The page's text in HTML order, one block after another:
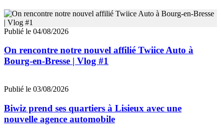
Publié le 04/08/2026
On rencontre notre nouvel affilié Twiice Auto à
Bourg-en-Bresse | Vlog #1
Publié le 03/08/2026
Biwiz prend ses quartiers à Lisieux avec une
nouvelle agence automobile